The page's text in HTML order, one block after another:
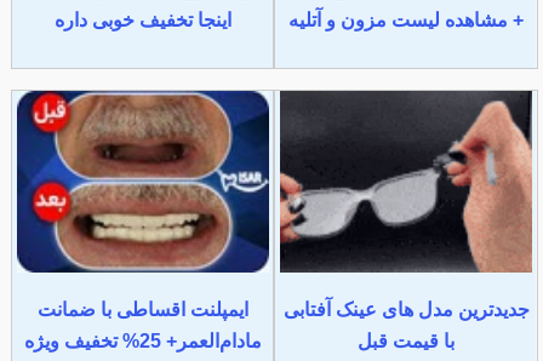
+ مشاهده لیست مزون و آتلیه
اینجا تخفیف خوبی داره
جدیدترین مدل های عینک آفتابی
با قیمت قبل
ایمپلنت اقساطی با ضمانت
مادام‌العمر+ 25% تخفیف ویژه